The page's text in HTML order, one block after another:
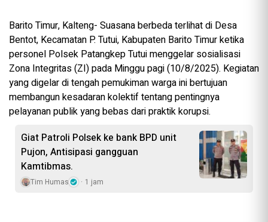
Barito Timur, Kalteng- Suasana berbeda terlihat di Desa
Bentot, Kecamatan P. Tutui, Kabupaten Barito Timur ketika
personel Polsek Patangkep Tutui menggelar sosialisasi
Zona Integritas (ZI) pada Minggu pagi (10/8/2025). Kegiatan
yang digelar di tengah pemukiman warga ini bertujuan
membangun kesadaran kolektif tentang pentingnya
pelayanan publik yang bebas dari praktik korupsi.
Giat Patroli Polsek ke bank BPD unit
Pujon, Antisipasi gangguan
Kamtibmas.
Tim Humas 1 jam